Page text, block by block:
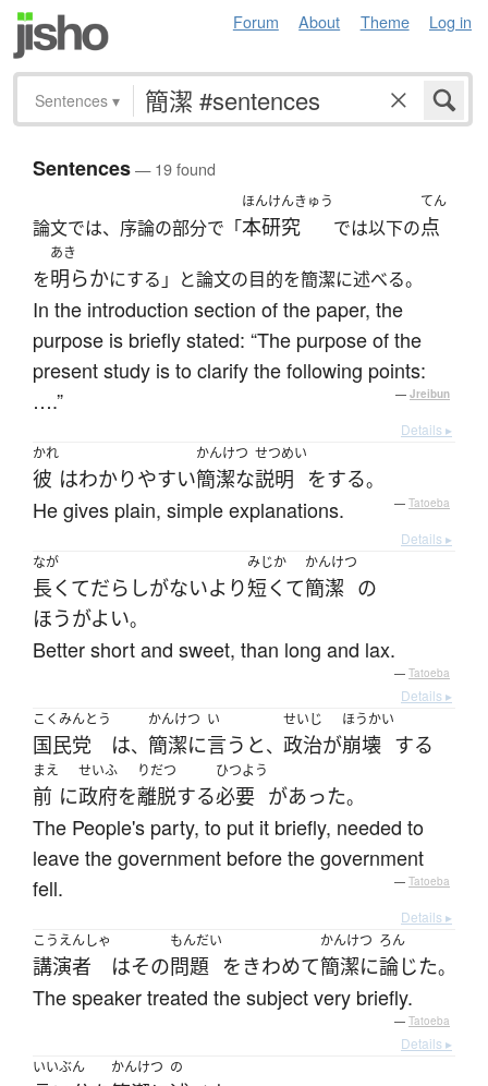
Forum About Theme Log in
Sentences ▾
Sentences— 19 found
論文では、序論の部分で「
ほんけんきゅう
本研究 では以下の
てん
点
を
あき
明らかにする」と論文の目的を簡潔に述べる。
In the introduction section of the paper, the
purpose is briefly stated: “The purpose of the
present study is to clarify the following points:
….”
— Jreibun
Details ▸
かれ
彼 はわかりやすい
かんけつ
簡潔な
せつめい
説明 をする。
He gives plain, simple explanations. — Tatoeba
Details ▸
なが
長くてだらしがないより
みじか
短くて
かんけつ
簡潔 の
ほうがよい。
Better short and sweet, than long and lax.
— Tatoeba
Details ▸
こくみんとう
国民党 は、
かんけつ
簡潔に
い
言う と、
せいじ
政治が
ほうかい
崩壊 する
まえ
前 に
せいふ
政府を
りだつ
離脱する
ひつよう
必要 があった。
The People's party, to put it briefly, needed to
leave the government before the government
fell.
— Tatoeba
Details ▸
こうえんしゃ
講演者 はその
もんだい
問題 を きわめて
かんけつ
簡潔に
ろん
論じた。
The speaker treated the subject very briefly.
— Tatoeba
Details ▸
いいぶん
かんけつ の